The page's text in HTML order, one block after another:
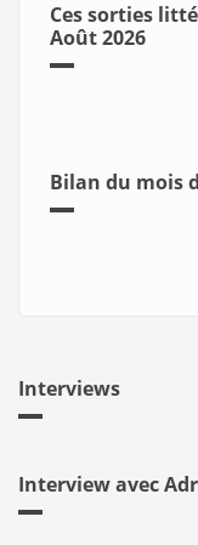
Ces sorties
Août 2026
Bilan du mois
Interviews
Interview avec